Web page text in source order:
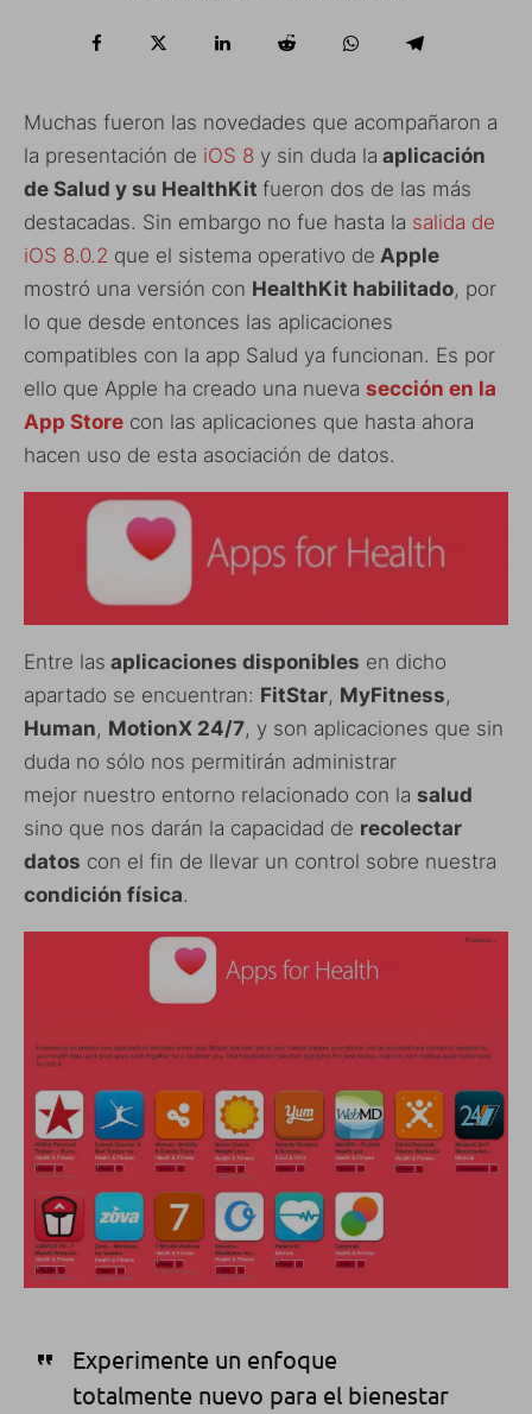
Muchas fueron las novedades que acompañaron a
la presentación de iOS 8 y sin duda la aplicación
de Salud y su HealthKit fueron dos de las más
destacadas. Sin embargo no fue hasta la salida de
iOS 8.0.2 que el sistema operativo de Apple
mostró una versión con HealthKit habilitado, por
lo que desde entonces las aplicaciones
compatibles con la app Salud ya funcionan. Es por
ello que Apple ha creado una nueva sección en la
App Store con las aplicaciones que hasta ahora
hacen uso de esta asociación de datos.
Entre las aplicaciones disponibles en dicho
apartado se encuentran: FitStar, MyFitness,
Human, MotionX 24/7, y son aplicaciones que sin
duda no sólo nos permitirán administrar
mejor nuestro entorno relacionado con la salud
sino que nos darán la capacidad de recolectar
datos con el fin de llevar un control sobre nuestra
condición física.
Experimente un enfoque
totalmente nuevo para el bienestar